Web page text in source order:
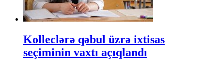
Kolleclərə qəbul üzrə ixtisas
seçiminin vaxtı açıqlandı